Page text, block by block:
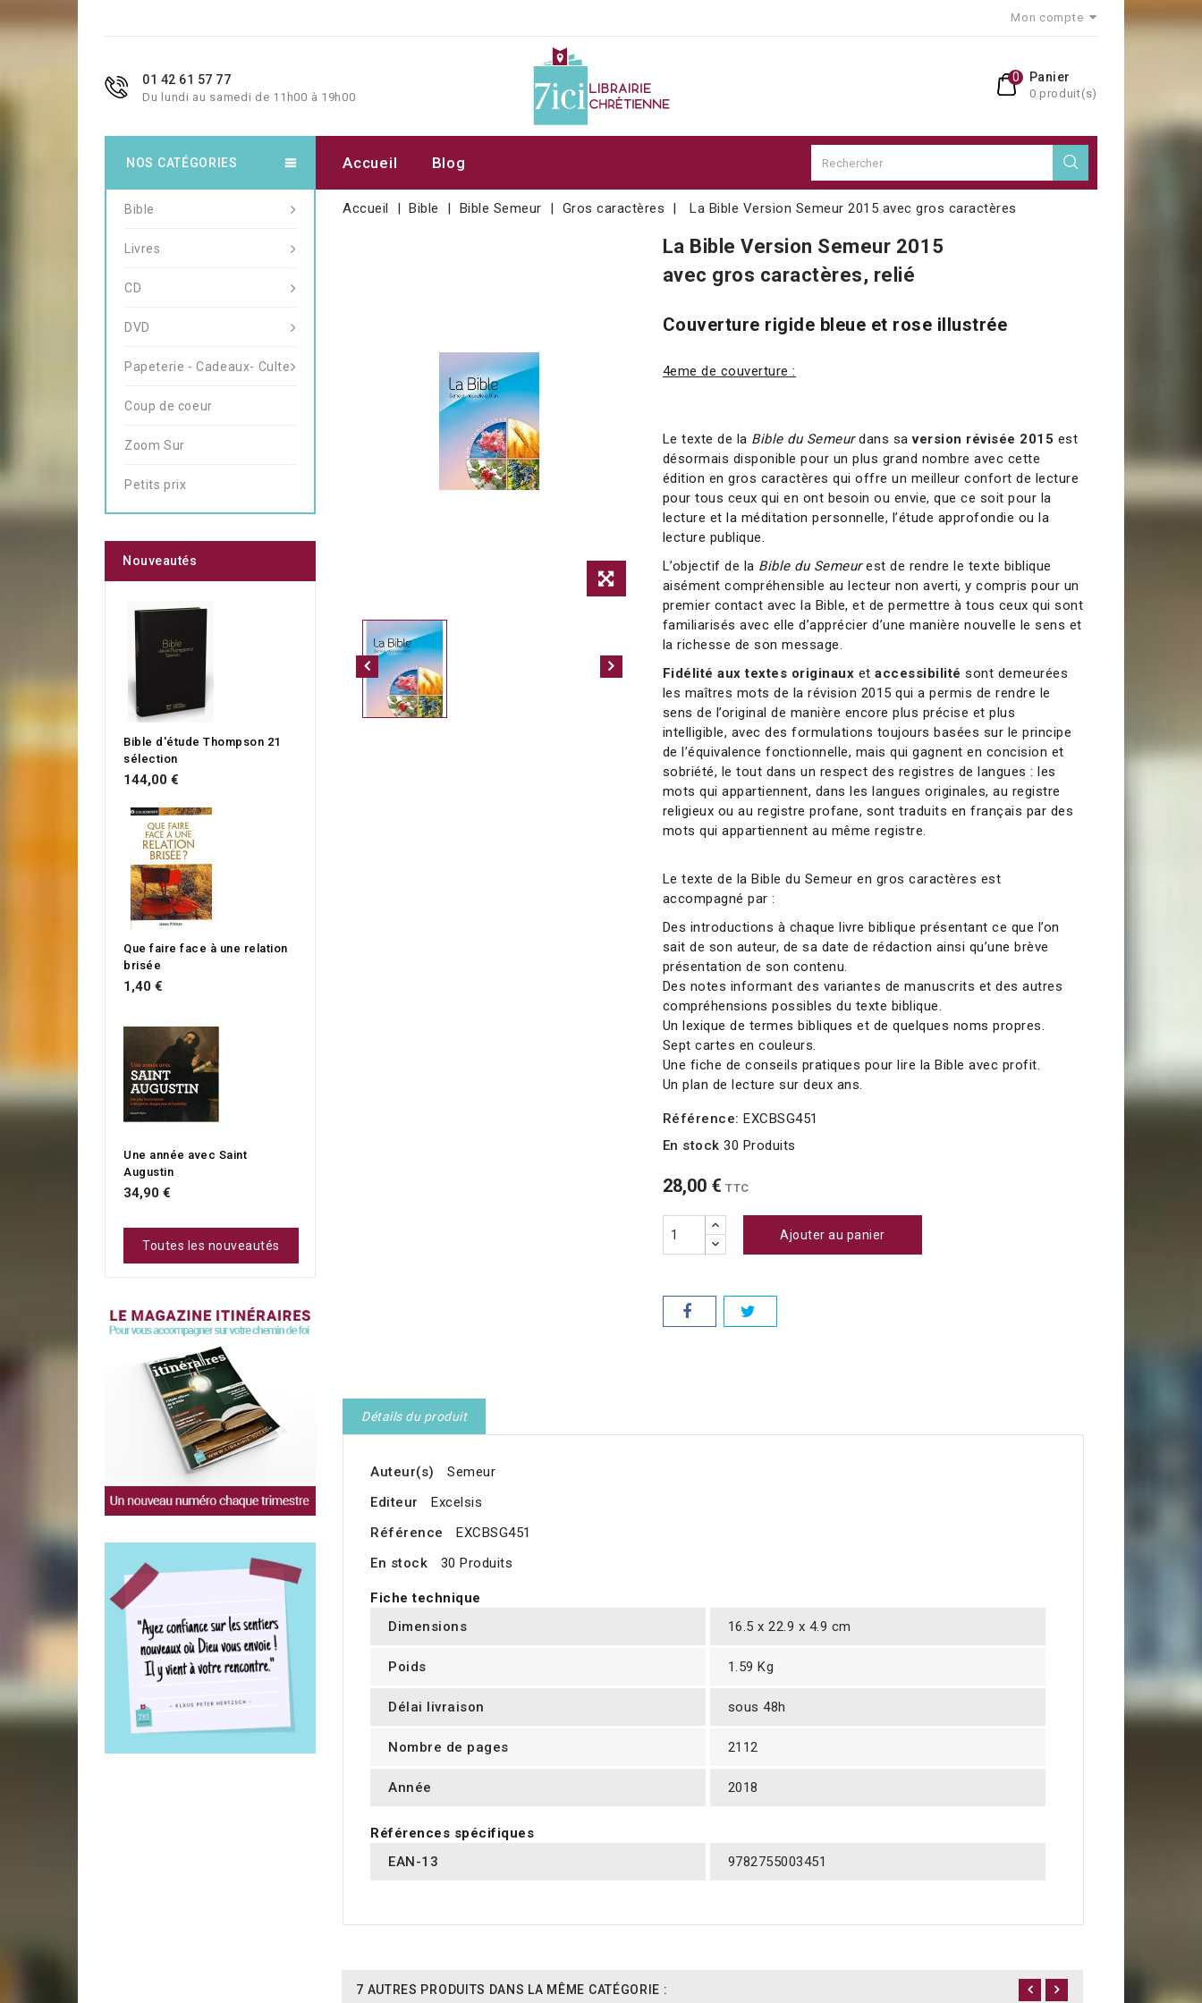
Mon compte
01 42 61 57 77
Du lundi au samedi de 11h00 à 19h00
Panier
0 produit(s)
0
Accueil Blog
Accueil Bible Bible Semeur Gros caractères La Bible Version Semeur 2015 avec gros caractères
La Bible Version Semeur 2015
avec gros caractères, relié
Couverture rigide bleue et rose illustrée
4eme de couverture :
Le texte de la Bible du Semeurdans saversion révisée 2015 est
désormais disponible pour un plus grand nombre avec cette
édition en gros caractères qui offre un meilleur confort de lecture
pour tous ceux qui en ont besoin ou envie, que ce soit pour la
lecture et la méditation personnelle, l’étude approfondie ou la
lecture publique.
L’objectif de la Bible du Semeurest de rendre le texte biblique
aisément compréhensible au lecteur non averti, y compris pour un
premier contact avec la Bible, et de permettre à tous ceux qui sont
familiarisés avec elle d’apprécier d’une manière nouvelle le sens et
la richesse de son message.
Fidélité aux textes originaux etaccessibilité sont demeurées
les maîtres mots de la révision 2015 qui a permis de rendre le
sens de l’original de manière encore plus précise et plus
intelligible, avec des formulations toujours basées sur le principe
de l’équivalence fonctionnelle, mais qui gagnent en concision et
sobriété, le tout dans un respect des registres de langues : les
mots qui appartiennent, dans les langues originales, au registre
religieux ou au registre profane, sont traduits en français par des
mots qui appartiennent au même registre.
Le texte de la Bible du Semeur en gros caractères est
accompagné par :
Des introductions à chaque livre biblique présentant ce que l’on
sait de son auteur, de sa date de rédaction ainsi qu’une brève
présentation de son contenu.
Des notes informant des variantes de manuscrits et des autres
compréhensions possibles du texte biblique.
Un lexique de termes bibliques et de quelques noms propres.
Sept cartes en couleurs.
Une fiche de conseils pratiques pour lire la Bible avec profit.
Un plan de lecture sur deux ans.
Référence: EXCBSG451
En stock 30 Produits
28,00 € TTC
Ajouter au panier
Détails du produit
Auteur(s)
Semeur
Editeur
Excelsis
Référence
EXCBSG451
En stock
30 Produits
Fiche technique
Dimensions
16.5 x 22.9 x 4.9 cm
Poids 1.59 Kg
Délai livraison sous 48h
Nombre de pages 2112
Année 2018
Références spécifiques
EAN-13
9782755003451
7 AUTRES PRODUITS DANS LA MÊME CATÉGORIE :
NOS CATÉGORIES
Bible
Livres
CD
DVD
Papeterie - Cadeaux- Culte
Coup de coeur
Zoom Sur
Petits prix
Nouveautés
Bible d'étude Thompson 21
sélection
144,00 €
Que faire face à une relation
brisée
1,40 €
Une année avec Saint
Augustin
34,90 €
Toutes les nouveautés